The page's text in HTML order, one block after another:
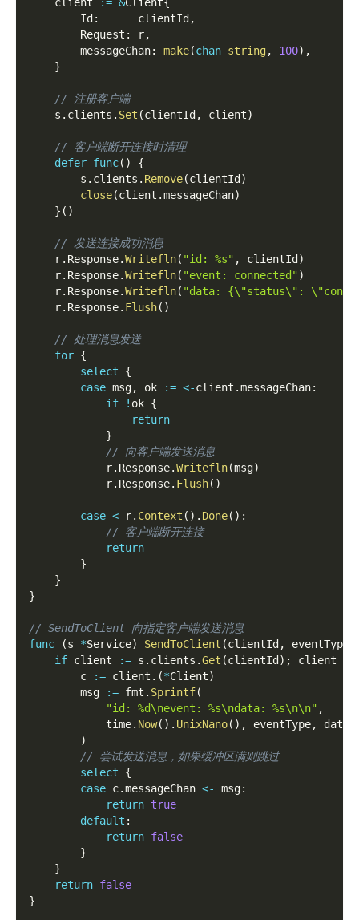
        Id
:
      clientId
,
        Request
: r,
        messageChan
: make(chan string, 100) ,
}
// 注册客户端
    s
. clients . Set (clientId , client)
// 客户端断开连接时清理
defer func( )
{
        s
. clients . Remove(clientId )
close(client .messageChan)
} ( )
// 发送连接成功消息
    r
. Response.Writefln( "id: %s" , clientId )
    r
. Response.Writefln( "event: connected")
    r
. Response.Writefln( "data: {\"status\":
    r
. Response. Flush( )
// 处理消息发送
for {
select
{
case msg, ok := <-client .messageChan:
if
! ok {
return
}
// 向客户端发送消息
            r
. Response.Writefln(msg)
            r
. Response. Flush( )
case <- r. Context ( ) . Done( ) :
// 客户端断开连接
return
}
}
}
// SendToClient 向指定客户端发送消息
func
(s *Service) SendToClient (clientId , eventType
if client := s . clients .Get (clientId ) ; client
        c
:= client . (*Client)
        msg
:= fmt . Sprintf(
"id: %d\nevent: %s\ndata: %s\n\n" ,
            time
. Now( ) . UnixNano( ) , eventType, data
)
// 尝试发送消息，如果缓冲区满则跳过
select
{
case c.messageChan <- msg:
return true
default :
return false
}
}
return false
}